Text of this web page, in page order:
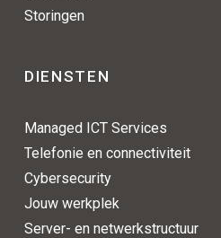
Storingen
DIENSTEN
Managed ICT Services
Telefonie en connectiviteit
Cybersecurity
Jouw werkplek
Server- en netwerkstructuur